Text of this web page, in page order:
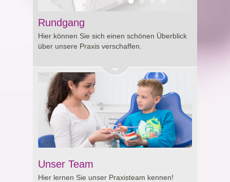
Rundgang
Hier können Sie sich einen schönen Überblick
über unsere Praxis verschaffen.
Unser Team
Hier lernen Sie unser Praxisteam kennen!